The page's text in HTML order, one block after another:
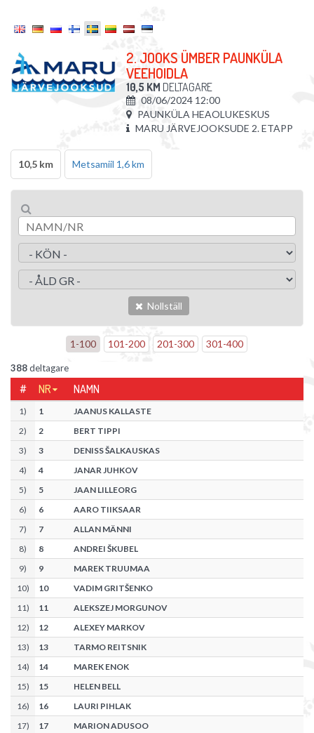
2. JOOKS ÜMBER PAUNKÜLA
VEEHOIDLA
10,5 KM DELTAGARE
08/06/2024 12:00
PAUNKÜLA HEAOLUKESKUS
MARU JÄRVEJOOKSUDE 2. ETAPP
10,5 km Metsamiil 1,6 km
Nollställ
1-100 101-200 201-300 301-400
388deltagare
# NR NAMN
1) 1
JAANUS KALLASTE
2) 2
BERT TIPPI
3) 3
DENISS ŠALKAUSKAS
4) 4
JANAR JUHKOV
5) 5
JAAN LILLEORG
6) 6
AARO TIIKSAAR
7) 7
ALLAN MÄNNI
8) 8
ANDREI ŠKUBEL
9) 9
MAREK TRUUMAA
10) 10
VADIM GRITŠENKO
11) 11
ALEKSZEJ MORGUNOV
12) 12
ALEXEY MARKOV
13) 13
TARMO REITSNIK
14) 14
MAREK ENOK
15) 15
HELEN BELL
16) 16
LAURI PIHLAK
17) 17
MARION ADUSOO